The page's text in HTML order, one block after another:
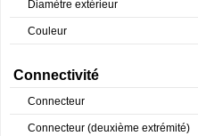
Diamètre extérieur
Couleur
Connectivité
Connecteur
Connecteur (deuxième extrémité)